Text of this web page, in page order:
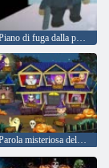
Piano di fuga dalla prigione
Parola misteriosa della stanza di fuga